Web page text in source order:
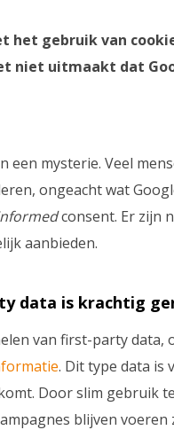
het gebruik van
niet uitmaakt dat
mysterie. Veel
ongeacht wat
consent. Er zijn
aanbieden.
data is krachtig
van first-party data,
. Dit type data is
Door slim gebruik
blijven